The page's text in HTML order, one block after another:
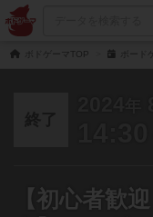
ボドゲーマTOP
【初心者歓